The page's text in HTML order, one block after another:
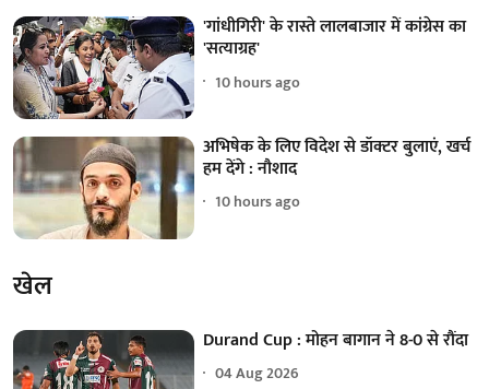
'गांधीगिरी' के रास्ते लालबाजार में कांग्रेस का
'सत्याग्रह'
10 hours ago
अभिषेक के लिए विदेश से डॉक्टर बुलाएं, खर्च
हम देंगे : नौशाद
10 hours ago
खेल
Durand Cup : मोहन बागान ने 8-0 से रौंदा
04 Aug 2026